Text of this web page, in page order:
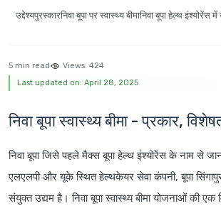
उद्देश्यपुरस्कारनिवा बूपा पर स्वास्थ्य बीमानिवा बूपा हेल्थ इंश्योरेंस
5 min read Views: 424
Last updated on: April 28, 2025
निवा बूपा स्वास्थ्य बीमा - प्रकार,
निवा बूपा जिसे पहले मैक्स बूपा हेल्थ इंश्योरेंस के नाम से
एलएलपी और यूके स्थित हेल्थकेयर सेवा कंपनी, बूपा
संयुक्त उद्यम है। निवा बूपा स्वास्थ्य बीमा योजनाओं की